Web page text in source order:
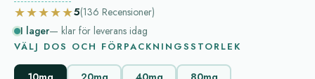
★★★★★5(136 Recensioner)
I lager— klar för leverans idag
VÄLJ DOS OCH FÖRPACKNINGSSTORLEK